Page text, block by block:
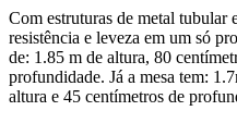
Com estruturas de metal tubular
resistência e leveza em um só
de: 1.85 m de altura, 80
profundidade. Já a mesa tem:
altura e 45 centímetros de